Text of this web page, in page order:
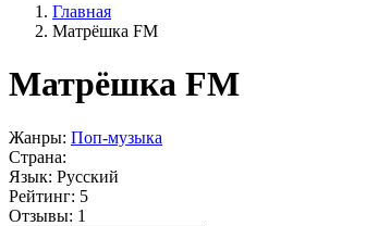
Главная
Матрёшка FM
Матрёшка FM
Жанры: Поп-музыка
Страна:
Язык: Русский
Рейтинг: 5
Отзывы: 1